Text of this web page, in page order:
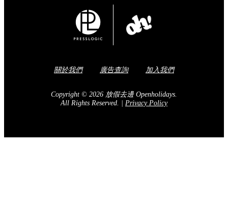
關於我們 廣告查詢 加入我們
Copyright © 2026 放假去邊 Openholidays.
All Rights Reserved.
Privacy Policy